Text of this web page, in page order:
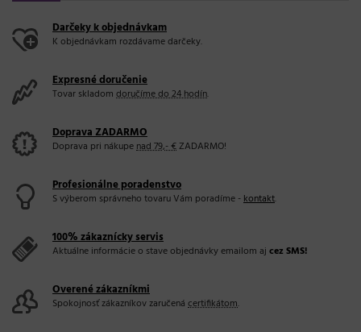
Darčeky k objednávkam
K objednávkam rozdávame darčeky.
Expresné doručenie
Tovar skladom doručíme do 24 hodín.
Doprava ZADARMO
Doprava pri nákupenad 79,- €ZADARMO!
Profesionálne poradenstvo
S výberom správneho tovaru Vám poradíme -kontakt.
100% zákaznícky servis
Aktuálne informácie o stave objednávky emailom aj cez SMS!
Overené zákazníkmi
Spokojnosť zákazníkov zaručená certifikátom.